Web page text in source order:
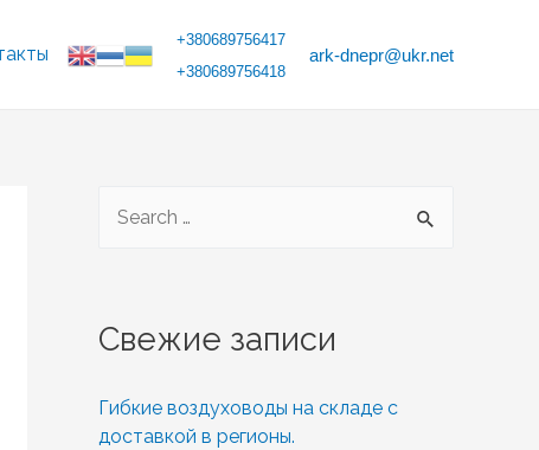
+380689756417
+380689756418
ark-dnepr@ukr.net
c
f
Свежие записи
Гибкие воздуховоды на складе с
доставкой в регионы.